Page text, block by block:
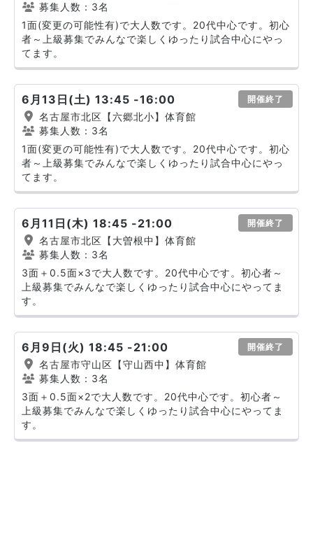
募集人数：3名
1面(変更の可能性有)で大人数です。20代中心です。初心
者～上級募集でみんなで楽しくゆったり試合中心にやっ
てます。
6月13日(土) 13:45 -16:00 開催終了
名古屋市北区【六郷北小】体育館
募集人数：3名
1面(変更の可能性有)で大人数です。20代中心です。初心
者～上級募集でみんなで楽しくゆったり試合中心にやっ
てます。
6月11日(木) 18:45 -21:00 開催終了
名古屋市北区【大曽根中】体育館
募集人数：3名
3面＋0.5面×3で大人数です。20代中心です。初心者～
上級募集でみんなで楽しくゆったり試合中心にやってま
す。
6月9日(火) 18:45 -21:00 開催終了
名古屋市守山区【守山西中】体育館
募集人数：3名
3面＋0.5面×2で大人数です。20代中心です。初心者～
上級募集でみんなで楽しくゆったり試合中心にやってま
す。